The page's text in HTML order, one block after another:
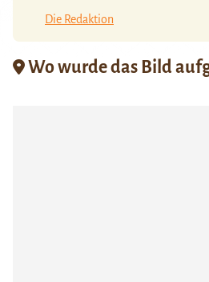
Die Redaktion
Wo wurde das Bild